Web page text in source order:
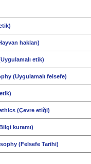
hakları)
etik)
(Uygulamalı felsefe)
(Çevre etiği)
kuramı)
(Felsefe Tarihi)